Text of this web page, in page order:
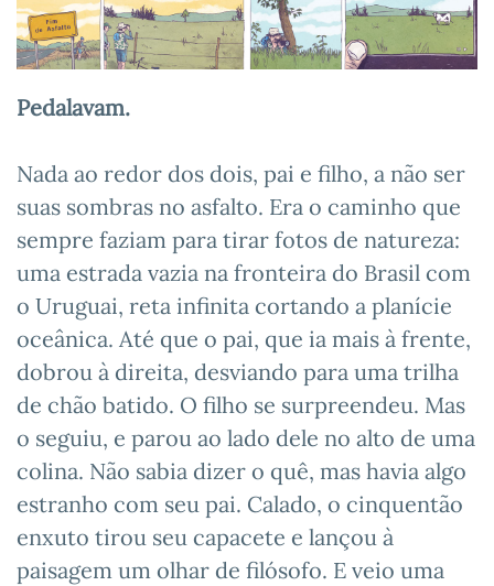
Pedalavam.
Nada ao redor dos dois, pai e filho, a não ser
suas sombras no asfalto. Era o caminho que
sempre faziam para tirar fotos de natureza:
uma estrada vazia na fronteira do Brasil com
o Uruguai, reta infinita cortando a planície
oceânica. Até que o pai, que ia mais à frente,
dobrou à direita, desviando para uma trilha
de chão batido. O filho se surpreendeu. Mas
o seguiu, e parou ao lado dele no alto de uma
colina. Não sabia dizer o quê, mas havia algo
estranho com seu pai. Calado, o cinquentão
enxuto tirou seu capacete e lançou à
paisagem um olhar de filósofo. E veio uma